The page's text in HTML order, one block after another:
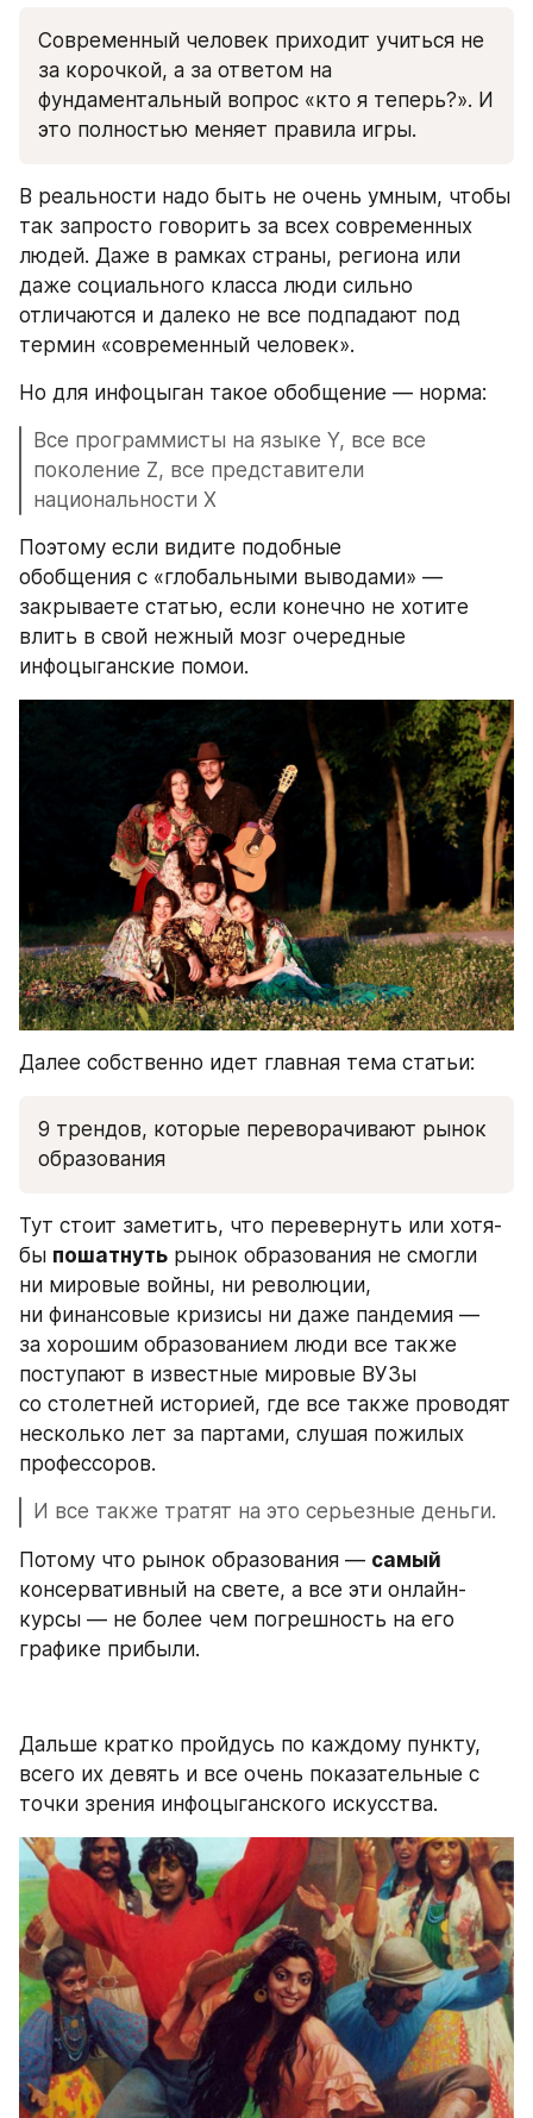
Современный человек приходит учиться не
за корочкой, а за ответом на
фундаментальный вопрос «кто я теперь?». И
это полностью меняет правила игры.
В реальности надо быть не очень умным, чтобы
так запросто говорить за всех современных
людей. Даже в рамках страны, региона или
даже социального класса люди сильно
отличаются и далеко не все подпадают под
термин «современный человек».
Но для инфоцыган такое обобщение — норма:
Все программисты на языке Y, все все
поколение Z, все представители
национальности Х
Поэтому если видите подобные
обобщения с «глобальными выводами» —
закрываете статью, если конечно не хотите
влить в свой нежный мозг очередные
инфоцыганские помои.
Далее собственно идет главная тема статьи:
9 трендов, которые переворачивают рынок
образования
Тут стоит заметить, что перевернуть или хотя-
бы пошатнуть рынок образования не смогли
ни мировые войны, ни революции,
ни финансовые кризисы ни даже пандемия —
за хорошим образованием люди все также
поступают в известные мировые ВУЗы
со столетней историей, где все также проводят
несколько лет за партами, слушая пожилых
профессоров.
И все также тратят на это серьезные деньги.
Потому что рынок образования — самый
консервативный на свете, а все эти онлайн-
курсы — не более чем погрешность на его
графике прибыли.
Дальше кратко пройдусь по каждому пункту,
всего их девять и все очень показательные с
точки зрения инфоцыганского искусства.